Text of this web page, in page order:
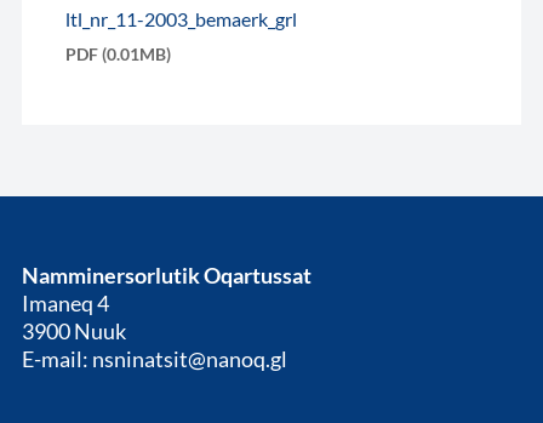
ltl_nr_11-2003_bemaerk_grl
PDF (0.01MB)
Namminersorlutik Oqartussat
Imaneq 4
3900 Nuuk
E-mail: nsninatsit@nanoq.gl